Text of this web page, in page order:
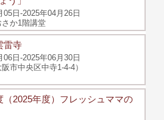
05日-2025年04月26日
さか1階講堂
雷寺
06日-2025年06月30日
市中央区中寺1-4-4）
（2025年度）フレッシュママの